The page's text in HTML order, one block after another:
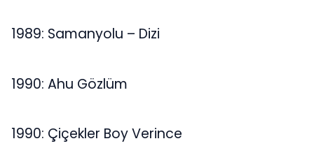
1989: Samanyolu – Dizi
1990: Ahu Gözlüm
1990: Çiçekler Boy Verince